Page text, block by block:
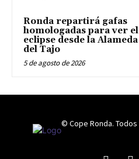
Ronda repartirá gafas
homologadas para ver el
eclipse desde la Alameda
del Tajo
5 de agosto de 2026
© Cope Ronda.